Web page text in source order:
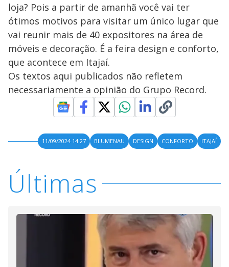
loja? Pois a partir de amanhã você vai ter
ótimos motivos para visitar um único lugar que
vai reunir mais de 40 expositores na área de
móveis e decoração. É a feira design e conforto,
que acontece em Itajaí.
Os textos aqui publicados não refletem
necessariamente a opinião do Grupo Record.
11/09/2024 14:27 BLUMENAU DESIGN CONFORTO ITAJAÍ
Últimas